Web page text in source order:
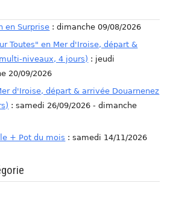
en Surprise : dimanche 09/08/2026
Toutes" en Mer d'Iroise, départ &
niveaux, 4 jours) : jeudi
20/09/2026
d'Iroise, départ & arrivée Douarnenez
: samedi 26/09/2026 - dimanche
+ Pot du mois : samedi 14/11/2026